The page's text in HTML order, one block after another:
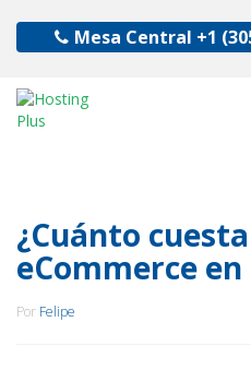
Mesa Central +1
¿Cuánto
eCommerce
Por Felipe